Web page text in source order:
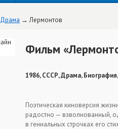
Драма Лермонтов
Фильм
1986, СССР, Драма,
Поэтическая киноверсия
радостно — взволнованный,
в гениальных строчках его